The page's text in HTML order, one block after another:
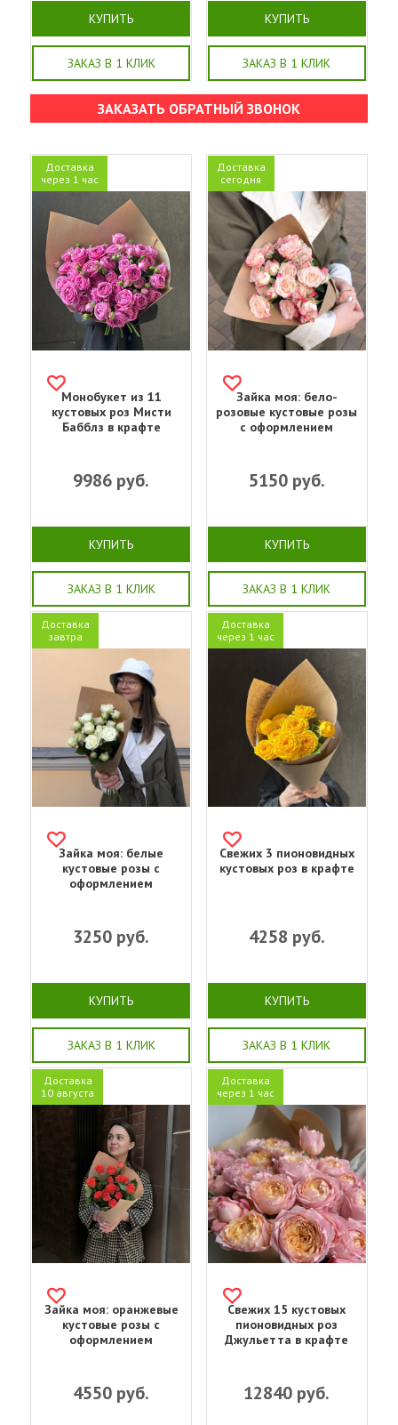
КУПИТЬ
ЗАКАЗ В 1 КЛИК
КУПИТЬ
ЗАКАЗ В 1 КЛИК
ЗАКАЗАТЬ ОБРАТНЫЙ ЗВОНОК
Доставка
через 1 час
Монобукет из 11
кустовых роз Мисти
Бабблз в крафте
9986 руб.
КУПИТЬ
ЗАКАЗ В 1 КЛИК
Доставка
сегодня
Зайка моя: бело-
розовые кустовые розы
с оформлением
5150руб.
КУПИТЬ
ЗАКАЗ В 1 КЛИК
Доставка
завтра
Зайка моя: белые
кустовые розы с
оформлением
3250 руб.
КУПИТЬ
ЗАКАЗ В 1 КЛИК
Доставка
через 1 час
Свежих 3 пионовидных
кустовых роз в крафте
4258 руб.
КУПИТЬ
ЗАКАЗ В 1 КЛИК
Доставка
10 августа
Зайка моя: оранжевые
кустовые розы с
оформлением
4550 руб.
Доставка
через 1 час
Свежих 15 кустовых
пионовидных роз
Джульетта в крафте
12840 руб.